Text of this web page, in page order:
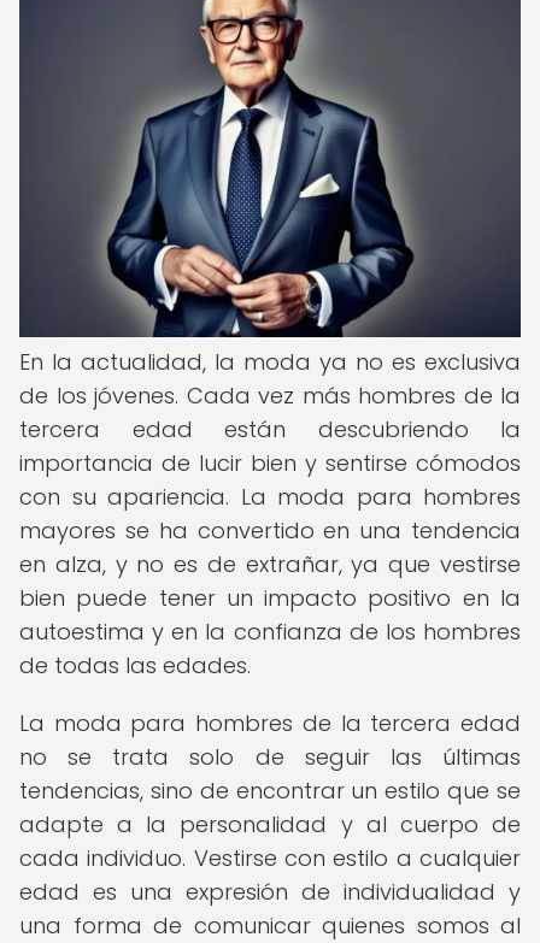
En la actualidad, la moda ya no es exclusiva
de los jóvenes. Cada vez más hombres de la
tercera edad están descubriendo la
importancia de lucir bien y sentirse cómodos
con su apariencia. La moda para hombres
mayores se ha convertido en una tendencia
en alza, y no es de extrañar, ya que vestirse
bien puede tener un impacto positivo en la
autoestima y en la confianza de los hombres
de todas las edades.
La moda para hombres de la tercera edad
no se trata solo de seguir las últimas
tendencias, sino de encontrar un estilo que se
adapte a la personalidad y al cuerpo de
cada individuo. Vestirse con estilo a cualquier
edad es una expresión de individualidad y
una forma de comunicar quienes somos al